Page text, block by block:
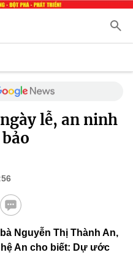
lễ, an ninh
Nguyễn Thị Thành An,
An cho biết: Dự ước